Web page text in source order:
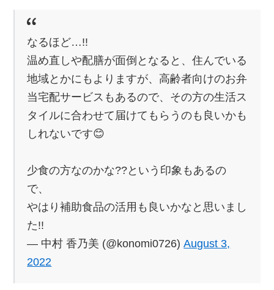
なるほど…!!
温め直しや配膳が面倒となると、住んでいる
地域とかにもよりますが、高齢者向けのお弁
当宅配サービスもあるので、その方の生活ス
タイルに合わせて届けてもらうのも良いかも
しれないです😊
少食の方なのかな??という印象もあるの
で、
やはり補助食品の活用も良いかなと思いまし
た!!
— 中村 香乃美 (@konomi0726)August 3,
2022